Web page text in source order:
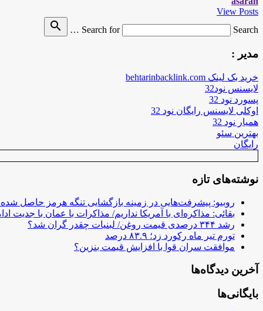
View Posts
Search for
Search …
search
مدیر :
خرید بک لینک behtarinbacklink.com
لایسنس نود32
پسورد نود 32
اوکلی لایسنس رایگان نود 32
همیار نود 32
بهترین سئو
رایگان
نوشته‌های تازه
روبیو: پیشرفت‌هایی در زمینه بازگشایی تنگه هرمز حاصل
بقائی: مذاکره‌ای با آمریکا نداریم/ مذاکرات با عمان با جدیت
رشد ۳۴۴ درصدی قیمت روغن/ لبنیات چقدر گران شد؟
تورم تیر ماه رکورد زد؛ ۸۳.۹ درصد
موافقت سران قوا با افزایش قیمت بنزین؟
آخرین دیدگاه‌ها
بایگانی‌ها